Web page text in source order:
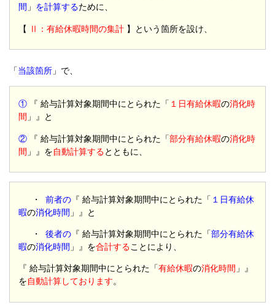
間 」 を計算するために、
【 Ⅱ：有給休暇時間の集計 】という箇所を設け、
「当該箇所 」で、
① 『 給与計算対象期間中にとられた「 １日有給休暇の消化時
間 」』と
② 『 給与計算対象期間中にとられた「部分有給休暇の消化時
間 」』を自動計算するとともに、
・前者の 『 給与計算対象期間中にとられた「 １日有給休
暇の消化時間 」』と
・後者の 『 給与計算対象期間中にとられた「部分有給休
暇の消化時間 」』を合計することにより、
『 給与計算対象期間中にとられた「有給休暇の消化時間 」』
を自動計算しております。